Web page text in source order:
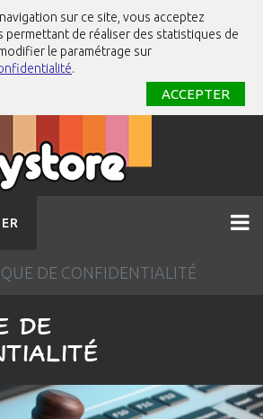
sur ce site, vous acceptez
permettant de réaliser des statistiques de
le paramétrage sur
.
ACCEPTER
DE CONFIDENTIALITÉ
DE